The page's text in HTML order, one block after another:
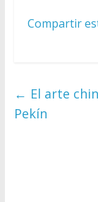
Compartir
← El arte
Pekín